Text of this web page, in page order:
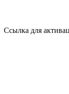
Ссылка для